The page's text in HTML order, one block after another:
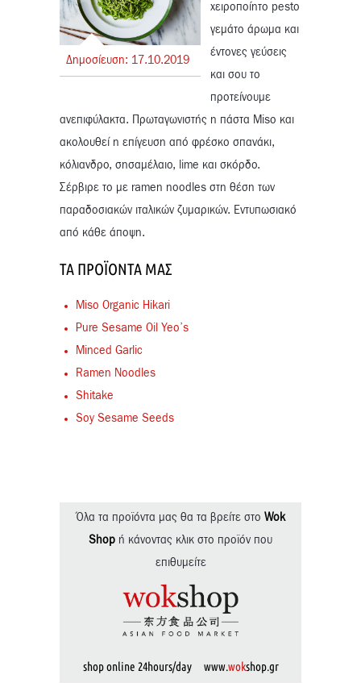
Δημοσίευση: 17.10.2019
χειροποίητο pesto
γεμάτο άρωμα και
έντονες γεύσεις
και σου το
προτείνουμε
ανεπιφύλακτα. Πρωταγωνιστής η πάστα Miso και
ακολουθεί η επίγευση από φρέσκο σπανάκι,
κόλιανδρο, σησαμέλαιο, lime και σκόρδο.
Σέρβιρε το με ramen noodles στη θέση των
παραδοσιακών ιταλικών ζυμαρικών. Εντυπωσιακό
από κάθε άποψη.
ΤΑ ΠΡΟΪΌΝΤΑ ΜΑΣ
Miso Organic Hikari
Pure Sesame Oil Yeo’s
Minced Garlic
Ramen Noodles
Shitake
Soy Sesame Seeds
Όλα τα προϊόντα μας θα τα βρείτε στο Wok
Shop ή κάνοντας κλικ στο προϊόν που
επιθυμείτε
shop online 24hours/day www.wokshop.gr